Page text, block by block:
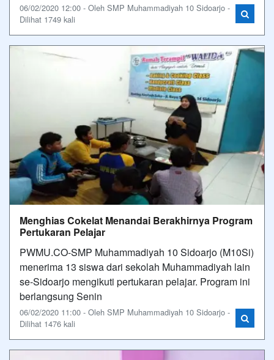
06/02/2020 12:00 - Oleh SMP Muhammadiyah 10 Sidoarjo -
Dilihat 1749 kali
Menghias Cokelat Menandai Berakhirnya Program
Pertukaran Pelajar
PWMU.CO-SMP Muhammadiyah 10 Sidoarjo (M10Si)
menerima 13 siswa dari sekolah Muhammadiyah lain
se-Sidoarjo mengikuti pertukaran pelajar. Program ini
berlangsung Senin
06/02/2020 11:00 - Oleh SMP Muhammadiyah 10 Sidoarjo -
Dilihat 1476 kali